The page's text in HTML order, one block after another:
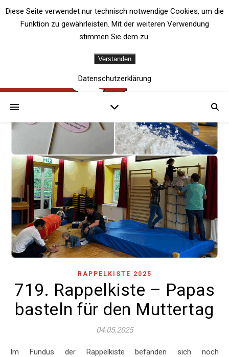
RAPPELKISTE 2025
719. Rappelkiste – Papas
basteln für den Muttertag
04.05.2025
Im Fundus der Rappelkiste befanden sich noch
Diese Seite verwendet nur technisch notwendige Cookies, um die
Funktion zu gewährleisten. Mit der weiteren Verwendung
stimmen Sie dem zu.
Verstanden
Datenschutzerklärung